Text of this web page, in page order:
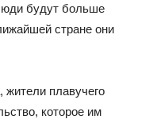
будут больше
стране они
жители плавучего
которое им